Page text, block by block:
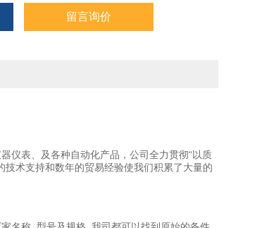
留言询价
仪表、及各种自动化产品，公司全力贯彻“以质
术支持和数年的贸易经验使我们积累了大量的